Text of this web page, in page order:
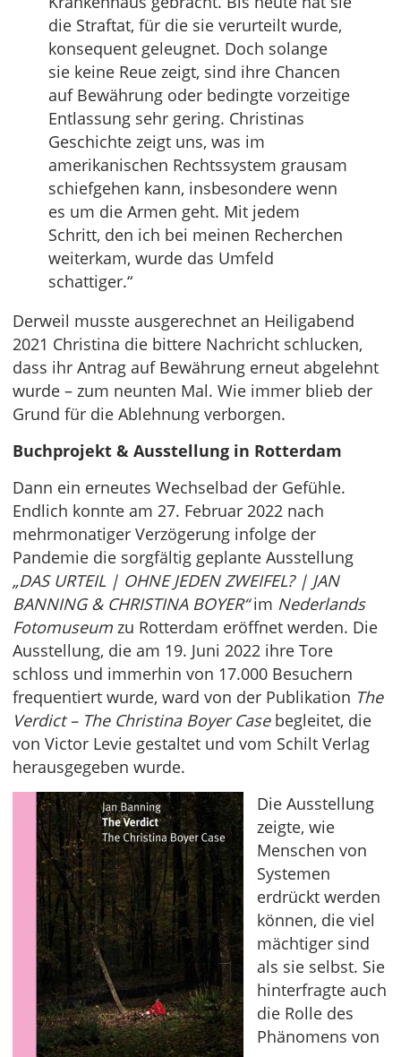
die Straftat, für die sie verurteilt wurde,
konsequent geleugnet. Doch solange
sie keine Reue zeigt, sind ihre Chancen
auf Bewährung oder bedingte vorzeitige
Entlassung sehr gering. Christinas
Geschichte zeigt uns, was im
amerikanischen Rechtssystem grausam
schiefgehen kann, insbesondere wenn
es um die Armen geht. Mit jedem
Schritt, den ich bei meinen Recherchen
weiterkam, wurde das Umfeld
schattiger.“
Derweil musste ausgerechnet an Heiligabend
2021 Christina die bittere Nachricht schlucken,
dass ihr Antrag auf Bewährung erneut abgelehnt
wurde – zum neunten Mal. Wie immer blieb der
Grund für die Ablehnung verborgen.
Buchprojekt & Ausstellung in Rotterdam
Dann ein erneutes Wechselbad der Gefühle.
Endlich konnte am 27. Februar 2022 nach
mehrmonatiger Verzögerung infolge der
Pandemie die sorgfältig geplante Ausstellung
„DAS URTEIL | OHNE JEDEN ZWEIFEL? | JAN
BANNING & CHRISTINA BOYER“im Nederlands
Fotomuseum zu Rotterdam eröffnet werden. Die
Ausstellung, die am 19. Juni 2022 ihre Tore
schloss und immerhin von 17.000 Besuchern
frequentiert wurde, ward von der Publikation The
Verdict – The Christina Boyer Casebegleitet, die
von Victor Levie gestaltet und vom Schilt Verlag
herausgegeben wurde.
Die Ausstellung
zeigte, wie
Menschen von
Systemen
erdrückt werden
können, die viel
mächtiger sind
als sie selbst. Sie
hinterfragte auch
die Rolle des
Phänomens von